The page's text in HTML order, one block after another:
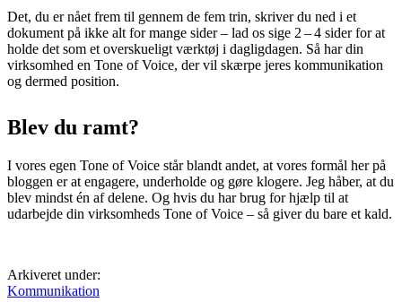
Det, du er nået frem til gennem de fem trin, skriver du ned i et
dokument på ikke alt for mange sider – lad os sige 2 – 4 sider for at
holde det som et overskueligt værktøj i dagligdagen. Så har din
virksomhed en Tone of Voice, der vil skærpe jeres kommunikation
og dermed position.
Blev du ramt?
I vores egen Tone of Voice står blandt andet, at vores formål her på
bloggen er at engagere, underholde og gøre klogere. Jeg håber, at du
blev mindst én af delene. Og hvis du har brug for hjælp til at
udarbejde din virksomheds Tone of Voice – så giver du bare et kald.
Arkiveret under:
Kommunikation